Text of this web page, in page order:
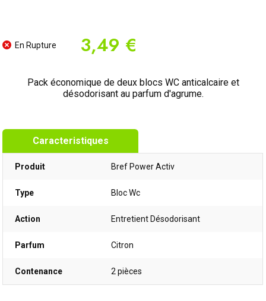
En Rupture 3,49 €
Pack économique de deux blocs WC anticalcaire et
désodorisant au parfum d'agrume.
Caracteristiques
Produit Bref Power Activ
Type Bloc Wc
Action Entretient Désodorisant
Parfum Citron
Contenance 2 pièces